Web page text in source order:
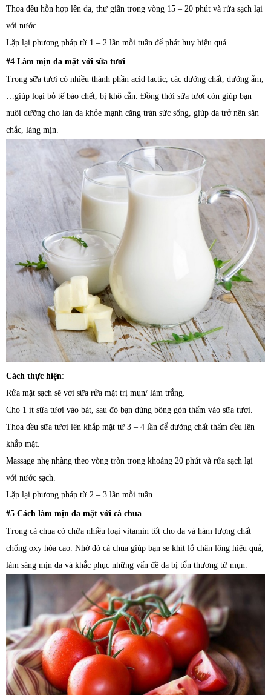
Thoa đều hỗn hợp lên da, thư giãn trong vòng 15 – 20 phút và rửa sạch lại
với nước.
Lặp lại phương pháp từ 1 – 2 lần mỗi tuần để phát huy hiệu quả.
#4 Làm mịn da mặt với sữa tươi
Trong sữa tươi có nhiều thành phần acid lactic, các dưỡng chất, dưỡng ẩm,
…giúp loại bỏ tế bào chết, bị khô cằn. Đồng thời sữa tươi còn giúp bạn
nuôi dưỡng cho làn da khỏe mạnh căng tràn sức sống, giúp da trở nên săn
chắc, láng mịn.
Cách thực hiện:
Rửa mặt sạch sẽ với sữa rửa mặt trị mụn/ làm trắng.
Cho 1 ít sữa tươi vào bát, sau đó bạn dùng bông gòn thấm vào sữa tươi.
Thoa đều sữa tươi lên khắp mặt từ 3 – 4 lần để dưỡng chất thấm đều lên
khắp mặt.
Massage nhẹ nhàng theo vòng tròn trong khoảng 20 phút và rửa sạch lại
với nước sạch.
Lặp lại phương pháp từ 2 – 3 lần mỗi tuần.
#5 Cách làm mịn da mặt với cà chua
Trong cà chua có chứa nhiều loại vitamin tốt cho da và hàm lượng chất
chống oxy hóa cao. Nhờ đó cà chua giúp bạn se khít lỗ chân lông hiệu quả,
làm sáng mịn da và khắc phục những vấn đề da bị tổn thương từ mụn.